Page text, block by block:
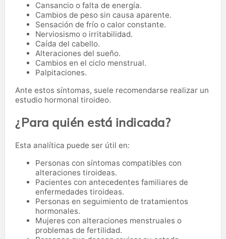
Cansancio o falta de energía.
Cambios de peso sin causa aparente.
Sensación de frío o calor constante.
Nerviosismo o irritabilidad.
Caída del cabello.
Alteraciones del sueño.
Cambios en el ciclo menstrual.
Palpitaciones.
Ante estos síntomas, suele recomendarse realizar un
estudio hormonal tiroideo.
¿Para quién está indicada?
Esta analítica puede ser útil en:
Personas con síntomas compatibles con
alteraciones tiroideas.
Pacientes con antecedentes familiares de
enfermedades tiroideas.
Personas en seguimiento de tratamientos
hormonales.
Mujeres con alteraciones menstruales o
problemas de fertilidad.